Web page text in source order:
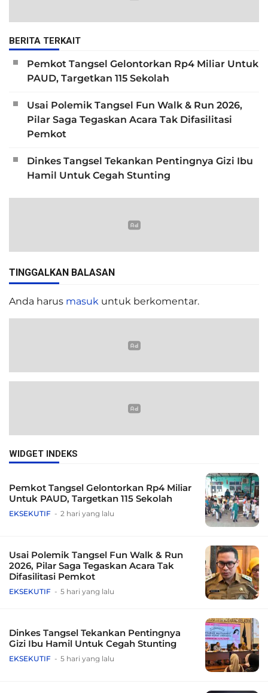
BERITA TERKAIT
Pemkot Tangsel Gelontorkan Rp4 Miliar Untuk
PAUD, Targetkan 115 Sekolah
Usai Polemik Tangsel Fun Walk & Run 2026,
Pilar Saga Tegaskan Acara Tak Difasilitasi
Pemkot
Dinkes Tangsel Tekankan Pentingnya Gizi Ibu
Hamil Untuk Cegah Stunting
TINGGALKAN BALASAN
Anda harus masuk untuk berkomentar.
WIDGET INDEKS
Pemkot Tangsel Gelontorkan Rp4 Miliar
Untuk PAUD, Targetkan 115 Sekolah
EKSEKUTIF 2 hari yang lalu
Usai Polemik Tangsel Fun Walk & Run
2026, Pilar Saga Tegaskan Acara Tak
Difasilitasi Pemkot
EKSEKUTIF 5 hari yang lalu
Dinkes Tangsel Tekankan Pentingnya
Gizi Ibu Hamil Untuk Cegah Stunting
EKSEKUTIF 5 hari yang lalu